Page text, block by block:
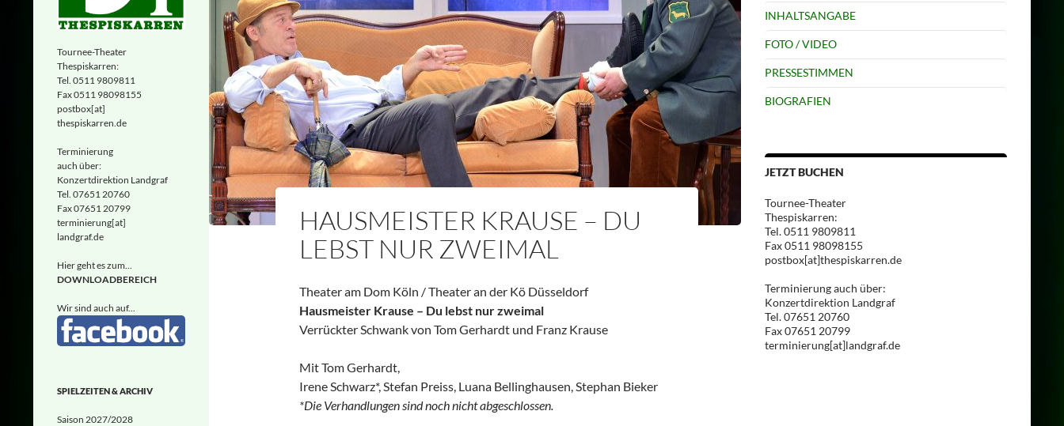
HAUSMEISTER KRAUSE – DU
LEBST NUR ZWEIMAL
Theater am Dom Köln / Theater an der Kö Düsseldorf
Hausmeister Krause – Du lebst nur zweimal
Verrückter Schwank von Tom Gerhardt und Franz Krause
Mit Tom Gerhardt,
Irene Schwarz*, Stefan Preiss, Luana Bellinghausen, Stephan Bieker
*Die Verhandlungen sind noch nicht abgeschlossen.
INHALTSANGABE
FOTO / VIDEO
PRESSESTIMMEN
BIOGRAFIEN
JETZT BUCHEN
Tournee-Theater
Thespiskarren:
Tel. 0511 9809811
Fax 0511 98098155
postbox[at]thespiskarren.de
Terminierung auch über:
Konzertdirektion Landgraf
Tel. 07651 20760
Fax 07651 20799
terminierung[at]landgraf.de
Tournee-Theater
Thespiskarren:
Tel. 0511 9809811
Fax 0511 98098155
postbox[at]
thespiskarren.de
Terminierung
auch über:
Konzertdirektion Landgraf
Tel. 07651 20760
Fax 07651 20799
terminierung[at]
landgraf.de
Hier geht es zum...
DOWNLOADBEREICH
Wir sind auch auf...
SPIELZEITEN & ARCHIV
Saison 2027/2028